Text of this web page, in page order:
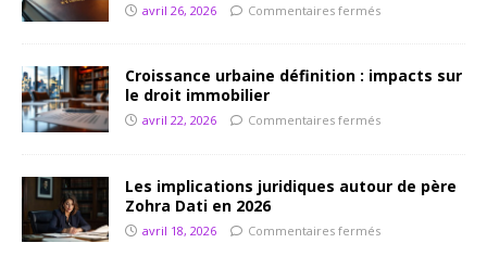
avril 26, 2026 Commentaires fermés
Croissance urbaine définition : impacts sur
le droit immobilier
avril 22, 2026 Commentaires fermés
Les implications juridiques autour de père
Zohra Dati en 2026
avril 18, 2026 Commentaires fermés